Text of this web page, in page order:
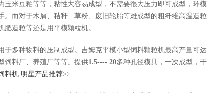
玉米豆粕等等，粘性大容易成型，不需要很大压力即可成型，环模
。而对于木屑、秸秆、草粉、废旧轮胎等难成型的粗纤维高温造粒
造粒等还是用平模颗粒机。
于多种物料的压制成型。吉姆克平模小型饲料颗粒机最高产量可达
饲料厂、养殖厂等等。提供1.5---- 20多种孔径模具，一次成型，干
料机 明星产品推荐>>